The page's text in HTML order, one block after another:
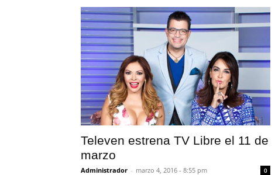
Televen estrena TV Libre el 11 de
marzo
Administrador - marzo 4, 2016 - 8:55 pm 0